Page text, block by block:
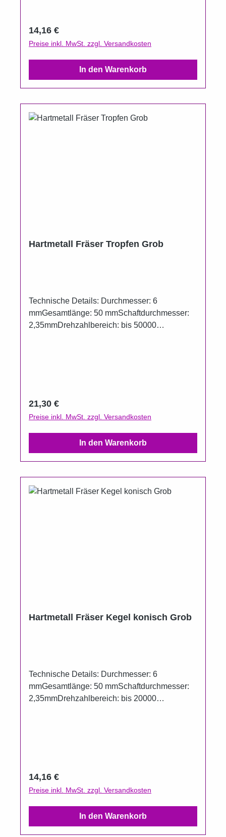
Regulärer Preis:
14,16 €
Preise inkl. MwSt. zzgl. Versandkosten
In den Warenkorb
Hartmetall Fräser Tropfen Grob
Technische Details: Durchmesser: 6
mmGesamtlänge: 50 mmSchaftdurchmesser:
2,35mmDrehzahlbereich: bis 50000
Regulärer Preis:
21,30 €
Preise inkl. MwSt. zzgl. Versandkosten
In den Warenkorb
Hartmetall Fräser Kegel konisch Grob
Technische Details: Durchmesser: 6
mmGesamtlänge: 50 mmSchaftdurchmesser:
2,35mmDrehzahlbereich: bis 20000
Regulärer Preis:
14,16 €
Preise inkl. MwSt. zzgl. Versandkosten
In den Warenkorb